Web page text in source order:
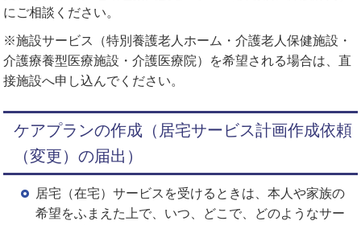
にご相談ください。
※施設サービス（特別養護老人ホーム・介護老人保健施設・
介護療養型医療施設・介護医療院）を希望される場合は、直
接施設へ申し込んでください。
ケアプランの作成（居宅サービス計画作成依頼
（変更）の届出）
居宅（在宅）サービスを受けるときは、本人や家族の
希望をふまえた上で、いつ、どこで、どのようなサー